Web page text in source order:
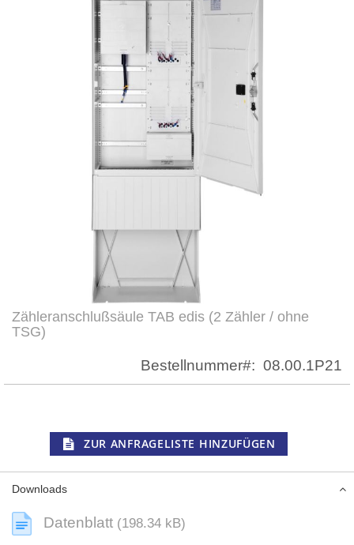
Zähleranschlußsäule TAB edis (2 Zähler / ohne
TSG)
Bestellnummer 08.00.1P21
ZUR ANFRAGELISTE HINZUFÜGEN
Bildergalerie
Zum
Anfang
Bildergalerie
Downloads
Datenblatt (198.34 kB)